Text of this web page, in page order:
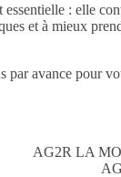
: elle
et à mieux
par avance pour
LA